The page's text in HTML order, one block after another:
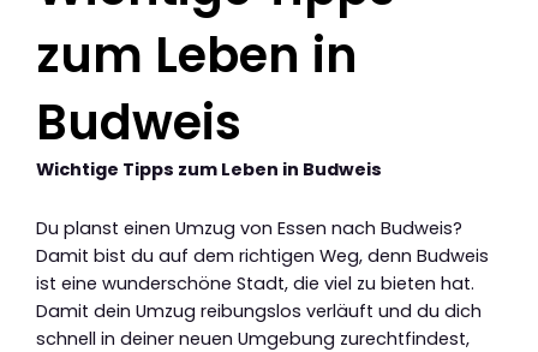
zum Leben in
Budweis
Wichtige Tipps zum Leben in Budweis
Du planst einen Umzug von Essen nach Budweis?
Damit bist du auf dem richtigen Weg, denn Budweis
ist eine wunderschöne Stadt, die viel zu bieten hat.
Damit dein Umzug reibungslos verläuft und du dich
schnell in deiner neuen Umgebung zurechtfindest,